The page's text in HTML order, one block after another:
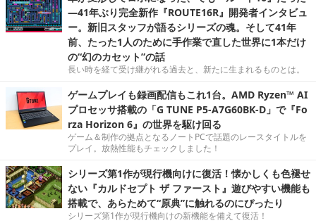
―41年ぶり完全新作『ROUTE16R』開発者インタビュ
ー。新旧スタッフが語るシリーズの魂。そして41年
前、たった1人のために手作業で直した世界に1本だけ
の“幻のカセット”の話
長い時を経て受け継がれる過去と、新たに生まれるものとは。
ゲームプレイも録画配信もこれ1台。AMD Ryzen™ AI
プロセッサ搭載の「G TUNE P5-A7G60BK-D」で『Fo
rza Horizon 6』の世界を駆け回る
ゲーム＆制作の拠点となるノートPCで話題のレースタイトルを
プレイ。放熱性能もチェックしました！
シリーズ第1作が現行機向けに復活！懐かしくも色褪せ
ない『カルドセプト ザ ファースト』遊びやすい機能も
搭載で、あらためて“原典”に触れるのにぴったり
シリーズ第1作が現行機向けの新機能を備えて復活！